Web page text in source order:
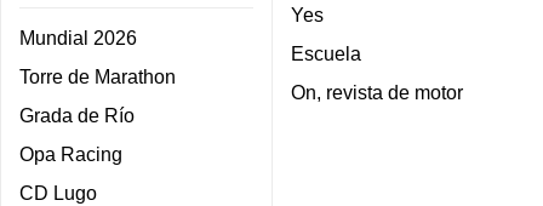
Mundial 2026
Torre de Marathon
Grada de Río
Opa Racing
CD Lugo
Yes
Escuela
On, revista de motor